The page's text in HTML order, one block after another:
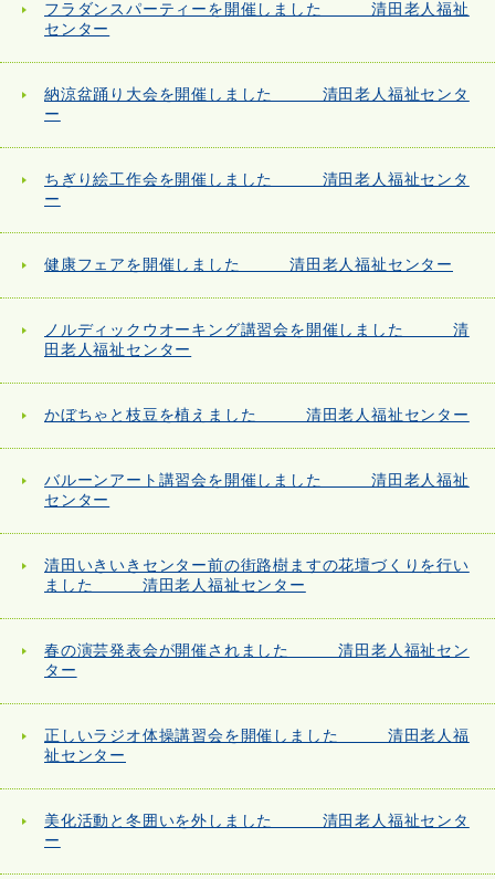
フラダンスパーティーを開催しました 清田老人福祉
センター
納涼盆踊り大会を開催しました 清田老人福祉センタ
ー
ちぎり絵工作会を開催しました 清田老人福祉センタ
ー
健康フェアを開催しました 清田老人福祉センター
ノルディックウオーキング講習会を開催しました 清
田老人福祉センター
かぼちゃと枝豆を植えました 清田老人福祉センター
バルーンアート講習会を開催しました 清田老人福祉
センター
清田いきいきセンター前の街路樹ますの花壇づくりを行い
ました 清田老人福祉センター
春の演芸発表会が開催されました 清田老人福祉セン
ター
正しいラジオ体操講習会を開催しました 清田老人福
祉センター
美化活動と冬囲いを外しました 清田老人福祉センタ
ー